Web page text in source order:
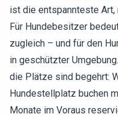
ist die entspannteste Art,
Für Hundebesitzer
zugleich – und für den
in geschützter
die Plätze sind begehrt:
Hundestellplatz buchen
Monate im Voraus